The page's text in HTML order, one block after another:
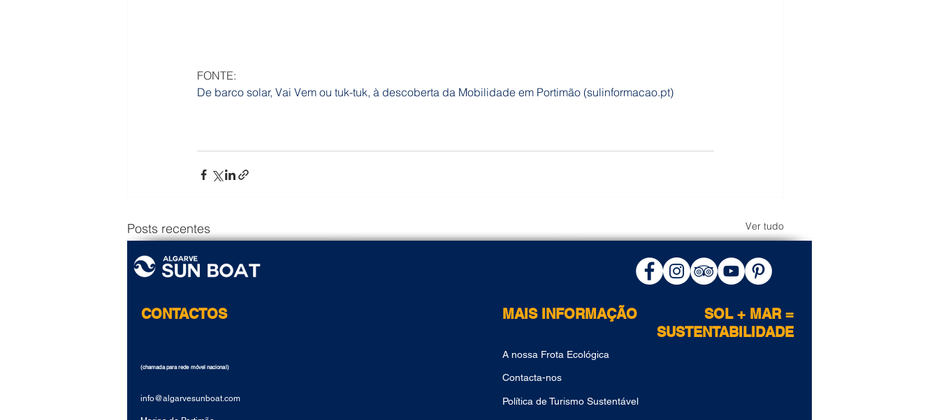
FONTE:
De barco solar, Vai Vem ou tuk-tuk, à descoberta da Mobilidade em Portimão (sulinformacao.pt)
Posts recentes Ver tudo
CONTACTOS
(chamada para rede móvel nacional)
MAIS INFORMAÇÃO
SOL + MAR =
SUSTENTABILIDADE
A nossa Frota Ecológica
Contacta-nos
info@algarvesunboat.com Política de Turismo Sustentável